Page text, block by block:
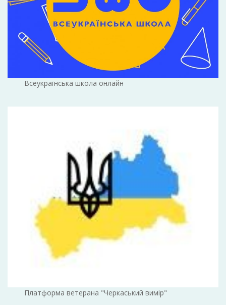
Всеукраїнська школа онлайн
Платформа ветерана "Черкаський вимір"